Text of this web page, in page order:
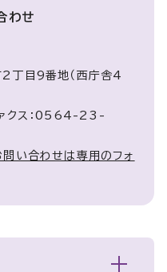
わせ
目9番地（西庁舎4
クス：0564-23-
い合わせは専用のフォ